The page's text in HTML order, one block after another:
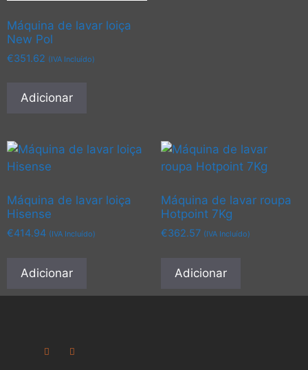
Máquina de lavar loiça
New Pol
€351.62 (IVA Incluído)
Adicionar
Máquina de lavar loiça
Hisense
€414.94 (IVA Incluído)
Adicionar
Máquina de lavar roupa
Hotpoint 7Kg
€362.57 (IVA Incluído)
Adicionar